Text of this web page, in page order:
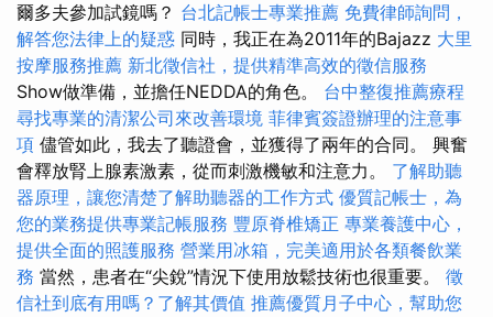
爾多夫參加試鏡嗎？ 台北記帳士專業推薦 免費律師詢問，
解答您法律上的疑惑 同時，我正在為2011年的Bajazz 大里
按摩服務推薦 新北徵信社，提供精準高效的徵信服務
Show做準備，並擔任NEDDA的角色。 台中整復推薦療程
尋找專業的清潔公司來改善環境 菲律賓簽證辦理的注意事
項 儘管如此，我去了聽證會，並獲得了兩年的合同。 興奮
會釋放腎上腺素激素，從而刺激機敏和注意力。 了解助聽
器原理，讓您清楚了解助聽器的工作方式 優質記帳士，為
您的業務提供專業記帳服務 豐原脊椎矯正 專業養護中心，
提供全面的照護服務 營業用冰箱，完美適用於各類餐飲業
務 當然，患者在“尖銳”情況下使用放鬆技術也很重要。 徵
信社到底有用嗎？了解其價值 推薦優質月子中心，幫助您